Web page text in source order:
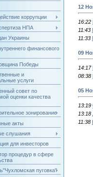
коррупции
НПА
Украины
финансового
Победы
и
услуги
совет по
оценки качества
зонирование
акты
слушания
для инвесторов
процедур в сфере
пуговка"
12
16:22
11:43
11:33
09
14:17
08:38
05
13:19
13:18
11:38